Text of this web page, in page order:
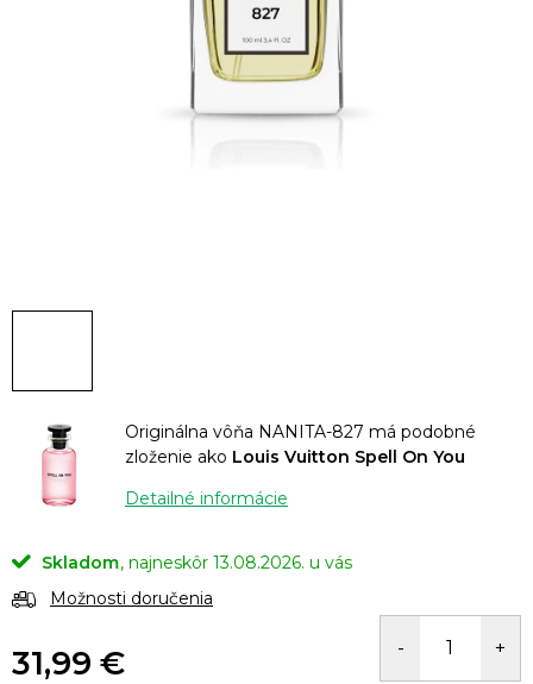
Originálna vôňa NANITA-827 má podobné
zloženie ako Louis Vuitton Spell On You
Detailné informácie
Skladom
13.08.2026.
Možnosti doručenia
31,99 €